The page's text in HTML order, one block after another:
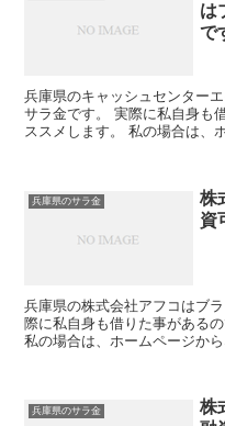
は
で
兵庫県のキャッシュセンター
サラ金です。 実際に私自身も
ススメします。 私の場合は、
兵庫県のサラ金
株
資
兵庫県の株式会社アフコはブ
際に私自身も借りた事がある
私の場合は、ホームページか
兵庫県のサラ金
株